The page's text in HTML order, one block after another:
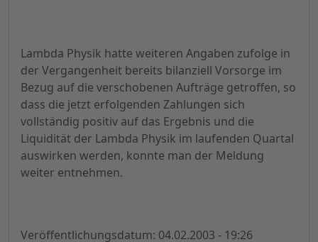
Lambda Physik hatte weiteren Angaben zufolge in
der Vergangenheit bereits bilanziell Vorsorge im
Bezug auf die verschobenen Aufträge getroffen, so
dass die jetzt erfolgenden Zahlungen sich
vollständig positiv auf das Ergebnis und die
Liquidität der Lambda Physik im laufenden Quartal
auswirken werden, konnte man der Meldung
weiter entnehmen.
Veröffentlichungsdatum: 04.02.2003 - 19:26